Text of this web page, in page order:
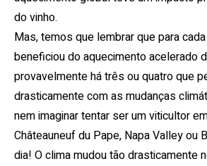
do vinho.
Mas, temos que lembrar que para
beneficiou do aquecimento acelerado
provavelmente há três ou quatro que
drasticamente com as mudanças
nem imaginar tentar ser um viticultor
Châteauneuf du Pape, Napa Valley ou
dia! O clima mudou tão drasticamente